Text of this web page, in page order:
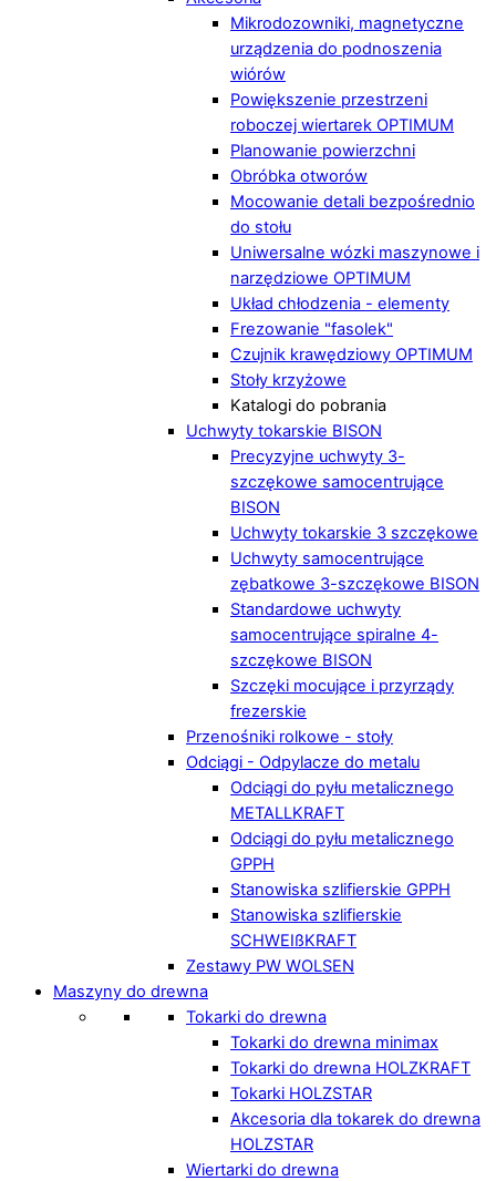
Mikrodozowniki, magnetyczne
urządzenia do podnoszenia
wiórów
Powiększenie przestrzeni
roboczej wiertarek OPTIMUM
Planowanie powierzchni
Obróbka otworów
Mocowanie detali bezpośrednio
do stołu
Uniwersalne wózki maszynowe i
narzędziowe OPTIMUM
Układ chłodzenia - elementy
Frezowanie "fasolek"
Czujnik krawędziowy OPTIMUM
Stoły krzyżowe
Katalogi do pobrania
Uchwyty tokarskie BISON
Precyzyjne uchwyty 3-
szczękowe samocentrujące
BISON
Uchwyty tokarskie 3 szczękowe
Uchwyty samocentrujące
zębatkowe 3-szczękowe BISON
Standardowe uchwyty
samocentrujące spiralne 4-
szczękowe BISON
Szczęki mocujące i przyrządy
frezerskie
Przenośniki rolkowe - stoły
Odciągi - Odpylacze do metalu
Odciągi do pyłu metalicznego
METALLKRAFT
Odciągi do pyłu metalicznego
GPPH
Stanowiska szlifierskie GPPH
Stanowiska szlifierskie
SCHWEIßKRAFT
Zestawy PW WOLSEN
Maszyny do drewna
Tokarki do drewna
Tokarki do drewna minimax
Tokarki do drewna HOLZKRAFT
Tokarki HOLZSTAR
Akcesoria dla tokarek do drewna
HOLZSTAR
Wiertarki do drewna